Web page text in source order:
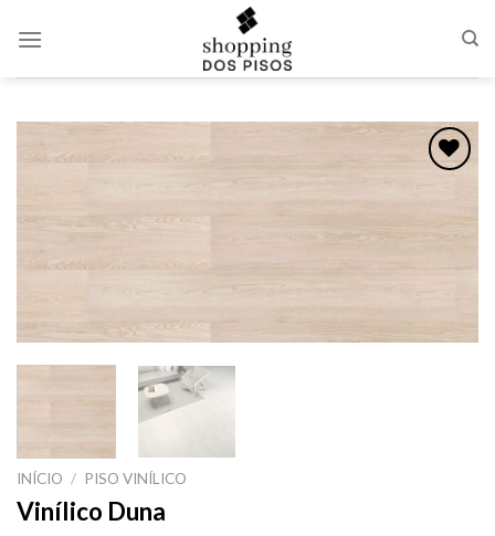
INÍCIO / PISO VINÍLICO
Vinílico Duna